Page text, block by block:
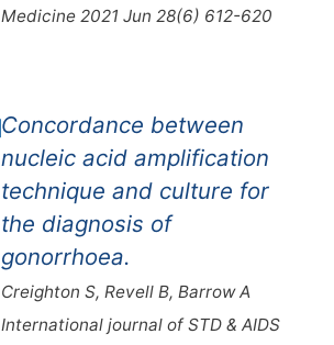
Medicine 2021 Jun 28(6) 612-620
Concordance between
nucleic acid amplification
technique and culture for
the diagnosis of
gonorrhoea.
Creighton S, Revell B, Barrow A
International journal of STD & AIDS